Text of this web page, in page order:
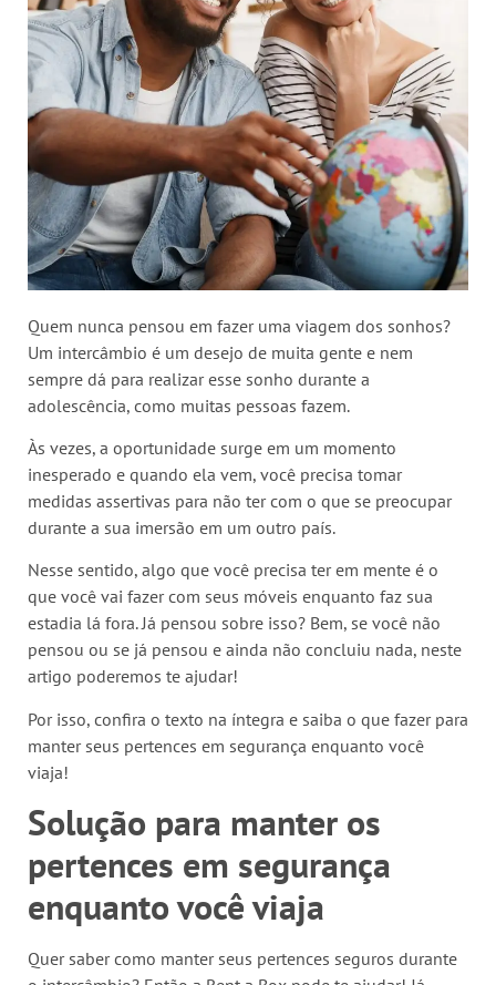
Quem nunca pensou em fazer uma viagem dos sonhos?
Um intercâmbio é um desejo de muita gente e nem
sempre dá para realizar esse sonho durante a
adolescência, como muitas pessoas fazem.
Às vezes, a oportunidade surge em um momento
inesperado e quando ela vem, você precisa tomar
medidas assertivas para não ter com o que se preocupar
durante a sua imersão em um outro país.
Nesse sentido, algo que você precisa ter em mente é o
que você vai fazer com seus móveis enquanto faz sua
estadia lá fora. Já pensou sobre isso? Bem, se você não
pensou ou se já pensou e ainda não concluiu nada, neste
artigo poderemos te ajudar!
Por isso, confira o texto na íntegra e saiba o que fazer para
manter seus pertences em segurança enquanto você
viaja!
Solução para manter os
pertences em segurança
enquanto você viaja
Quer saber como manter seus pertences seguros durante